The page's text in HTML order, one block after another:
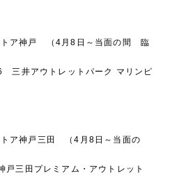
トア神戸 （4月8日～当面の間 臨
三井アウトレットパーク マリンピ
ア神戸三田 （4月8日～当面の
三田プレミアム・アウトレット